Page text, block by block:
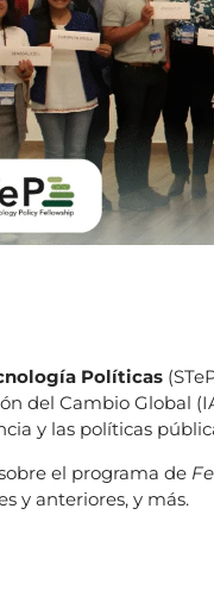
Políticas
del Cambio Global
y las políticas
el programa de
y anteriores, y más.